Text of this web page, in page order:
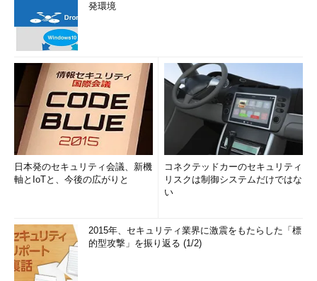
発環境
日本発のセキュリティ会議、新機
軸とIoTと、今後の広がりと
コネクテッドカーのセキュリティ
リスクは制御システムだけではな
い
2015年、セキュリティ業界に激震をもたらした「標
的型攻撃」を振り返る (1/2)